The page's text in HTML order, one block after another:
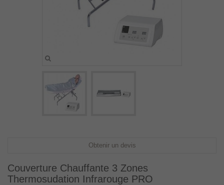
Obtenir un devis
Couverture Chauffante 3 Zones
Thermosudation Infrarouge PRO